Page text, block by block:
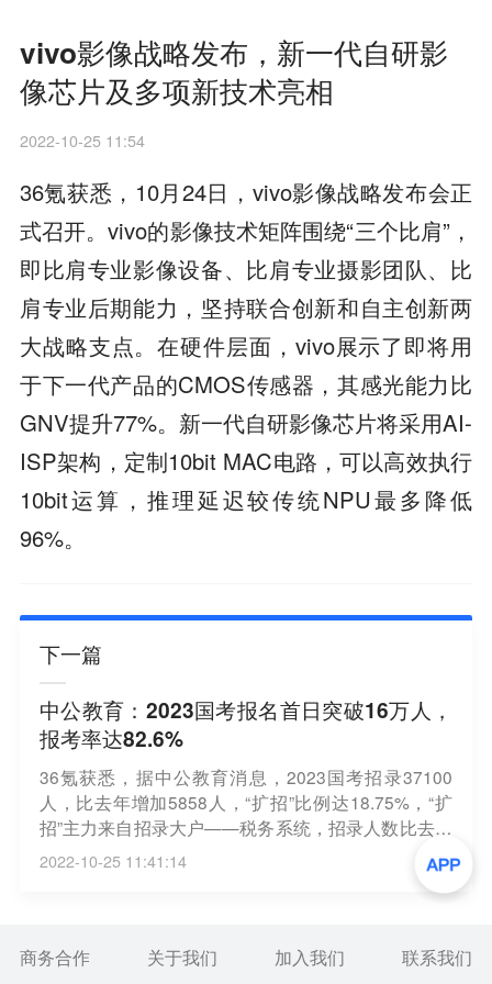
vivo影像战略发布，新一代自研影
像芯片及多项新技术亮相
2022-10-25 11:54
36氪获悉，10月24日，vivo影像战略发布会正
式召开。vivo的影像技术矩阵围绕“三个比肩”，
即比肩专业影像设备、比肩专业摄影团队、比
肩专业后期能力，坚持联合创新和自主创新两
大战略支点。在硬件层面，vivo展示了即将用
于下一代产品的CMOS传感器，其感光能力比
GNV提升77%。新一代自研影像芯片将采用AI-
ISP架构，定制10bit MAC电路，可以高效执行
10bit运算，推理延迟较传统NPU最多降低
96%。
下一篇
中公教育：2023国考报名首日突破16万人，
报考率达82.6%
36氪获悉，据中公教育消息，2023国考招录37100
人，比去年增加5858人，“扩招”比例达18.75%，“扩
招”主力来自招录大户——税务系统，招录人数比去年
增加4985人。据统计，截至10月25日16时，已经有1
63790人提交报名申请，与去年同期相比增加66717
人，涨幅高达68.72%，有14590个职位实现“零”的突
点。
2022-10-25 11:41:14
商务合作 关于我们 加入我们 联系我们